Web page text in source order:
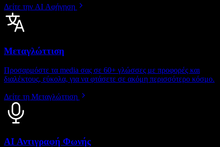
Δείτε την AI Αφήγηση
Μεταγλώττιση
Προσαρμόστε τα media σας σε 60+ γλώσσες με προφορές και
διαλέκτους, εύκολα, για να φτάσετε σε ακόμη περισσότερο κόσμο.
Δείτε τη Μεταγλώττιση
AI Αντιγραφή Φωνής